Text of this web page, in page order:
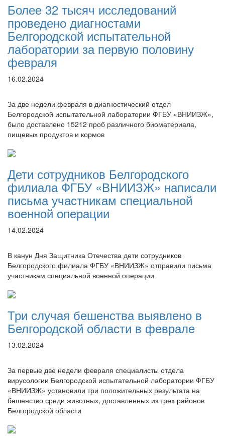
Более 32 тысяч исследований
проведено диагностами
Белгородской испытательной
лаборатории за первую половину
февраля
16.02.2024
За две недели февраля в диагностический отдел
Белгородской испытательной лаборатории ФГБУ «ВНИИЗЖ»,
было доставлено 15212 проб различного биоматериала,
пищевых продуктов и кормов
Дети сотрудников Белгородского
филиала ФГБУ «ВНИИЗЖ» написали
письма участникам специальной
военной операции
14.02.2024
В канун Дня Защитника Отечества дети сотрудников
Белгородского филиала ФГБУ «ВНИИЗЖ» отправили письма
участникам специальной военной операции
Три случая бешенства выявлено в
Белгородской области в феврале
13.02.2024
За первые две недели февраля специалисты отдела
вирусологии Белгородской испытательной лаборатории ФГБУ
«ВНИИЗЖ» установили три положительных результата на
бешенство среди животных, доставленных из трех районов
Белгородской области